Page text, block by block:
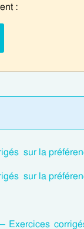
:
sur la
sur la
Exercices